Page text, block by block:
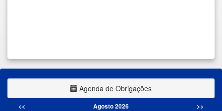
Agenda de Obrigações
<< Agosto 2026
>>